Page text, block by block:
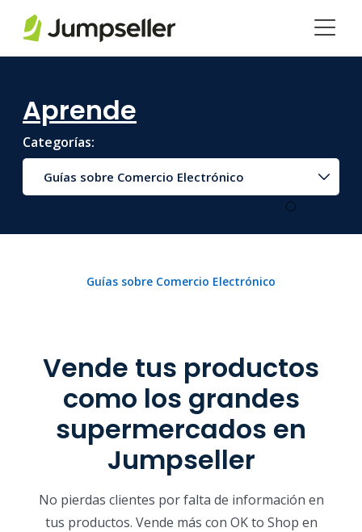
Aprende
Categorías:
Guías sobre Comercio Electrónico
Guías sobre Comercio Electrónico
Vende tus productos
como los grandes
supermercados en
Jumpseller
No pierdas clientes por falta de información en
tus productos. Vende más con OK to Shop en